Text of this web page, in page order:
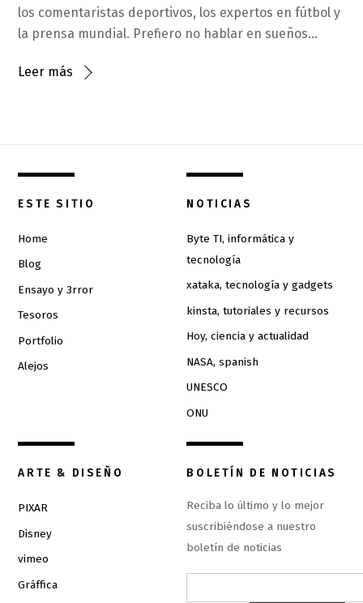
los comentaristas deportivos, los expertos en fútbol y
la prensa mundial. Prefiero no hablar en sueños…
Leer más
ESTE SITIO
Home
Blog
Ensayo y 3rror
Tesoros
Portfolio
Alejos
NOTICIAS
Byte TI, informática y
tecnología
xataka, tecnología y gadgets
kinsta, tutoriales y recursos
Hoy, ciencia y actualidad
NASA, spanish
UNESCO
ONU
ARTE & DISEÑO
PIXAR
Disney
vimeo
Gráffica
BOLETÍN DE NOTICIAS
Reciba lo último y lo mejor
suscribiéndose a nuestro
boletín de noticias